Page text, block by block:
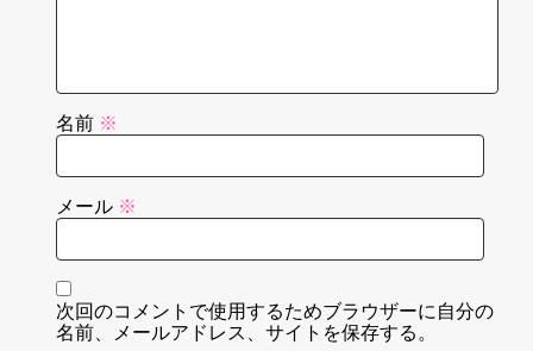
名前 ※
メール ※
次回のコメントで使用するためブラウザーに自分の
名前、メールアドレス、サイトを保存する。